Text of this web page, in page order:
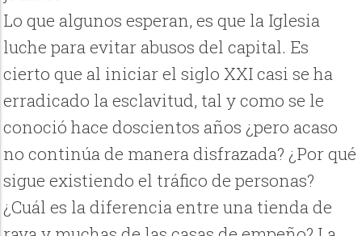
Lo que algunos esperan, es que la Iglesia
luche para evitar abusos del capital. Es
cierto que al iniciar el siglo XXI casi se ha
erradicado la esclavitud, tal y como se le
conoció hace doscientos años ¿pero acaso
no continúa de manera disfrazada? ¿Por qué
sigue existiendo el tráfico de personas?
¿Cuál es la diferencia entre una tienda de